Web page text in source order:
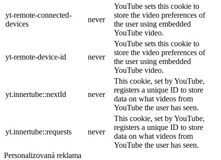
yt-remote-connected-
devices
never
YouTube sets this cookie to
store the video preferences of
the user using embedded
YouTube video.
yt-remote-device-id never
YouTube sets this cookie to
store the video preferences of
the user using embedded
YouTube video.
yt.innertube::nextId never
This cookie, set by YouTube,
registers a unique ID to store
data on what videos from
YouTube the user has seen.
yt.innertube::requests never
This cookie, set by YouTube,
registers a unique ID to store
data on what videos from
YouTube the user has seen.
Personalizovaná reklama